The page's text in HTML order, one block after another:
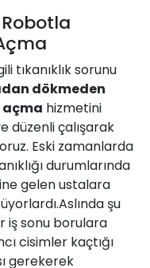
tıkanıklık sorunu
dökmeden
açma hizmetini
düzenli çalışarak
Eski zamanlarda
durumlarında
gelen ustalara
şu
iş sonu borulara
cisimler kaçtığı
gerekerek